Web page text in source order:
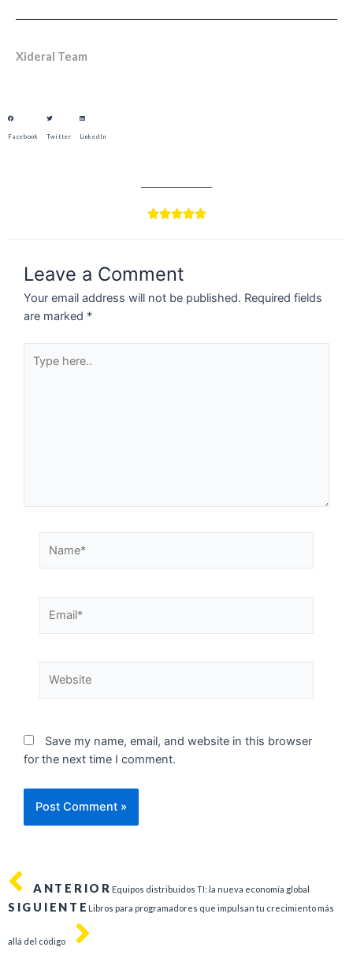
Xideral Team
Facebook Twitter LinkedIn

Leave a Comment
Your email address will not be published. Required fields
are marked *
Save my name, email, and website in this browser
for the next time I comment.
ANTERIOR Equipos distribuidos TI: la nueva economía global
SIGUIENTE Libros para programadores que impulsan tu crecimiento más
allá del código